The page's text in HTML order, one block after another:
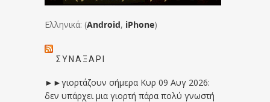
Ελληνικά: (Android, iPhone)
ΣΥΝΑΞΆΡΙ
►►γιορτάζουν σήμερα Κυρ 09 Αυγ 2026:
δεν υπάρχει μια γιορτή πάρα πολύ γνωστή